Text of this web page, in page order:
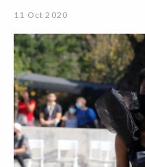
11 Oct 2020